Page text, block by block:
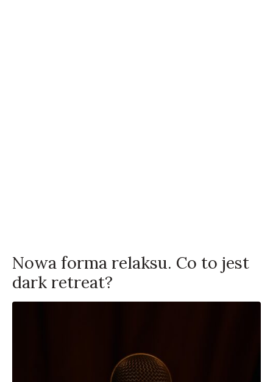
Nowa forma relaksu. Co to jest
dark retreat?